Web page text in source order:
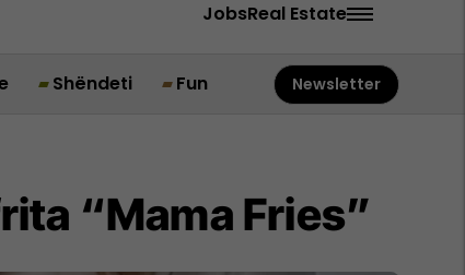
JobsReal Estate
Shëndeti Fun Newsletter
“Mama Fries”